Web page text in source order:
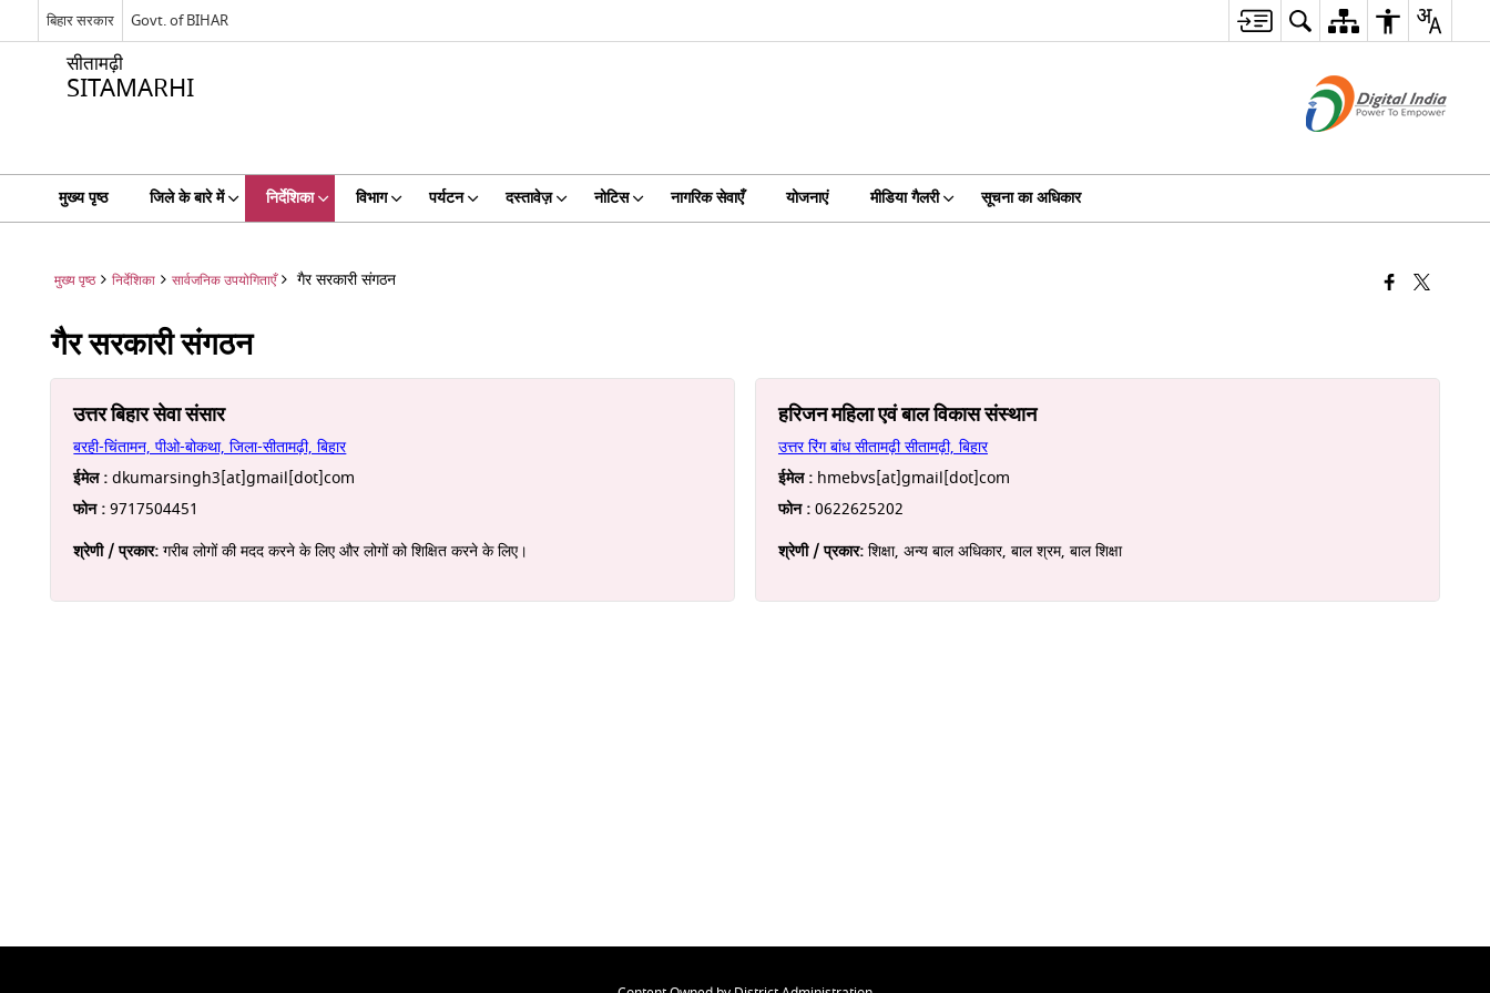
बिहार सरकार Govt. of BIHAR
सीतामढ़ी
SITAMARHI
मुख्य पृष्ठ जिले के बारे में निर्देशिका विभाग पर्यटन दस्तावेज़ नोटिस नागरिक सेवाएँ योजनाएं मीडिया गैलरी सूचना का अधिकार
मुख्य पृष्ठ निर्देशिका सार्वजनिक उपयोगिताएँ गैर सरकारी संगठन
गैर सरकारी संगठन
उत्तर बिहार सेवा संसार
बरही-चिंतामन, पीओ-बोकथा, जिला-सीतामढ़ी, बिहार
ईमेल :dkumarsingh3[at]gmail[dot]com
फोन :9717504451
श्रेणी / प्रकार:गरीब लोगों की मदद करने के लिए और लोगों को शिक्षित करने के लिए।
हरिजन महिला एवं बाल विकास संस्थान
उत्तर रिंग बांध सीतामढ़ी सीतामढ़ी, बिहार
ईमेल :hmebvs[at]gmail[dot]com
फोन :0622625202
श्रेणी / प्रकार:शिक्षा, अन्य बाल अधिकार, बाल श्रम, बाल शिक्षा